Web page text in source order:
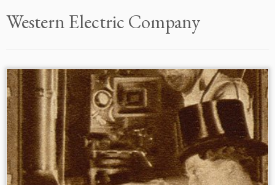
Western Electric Company